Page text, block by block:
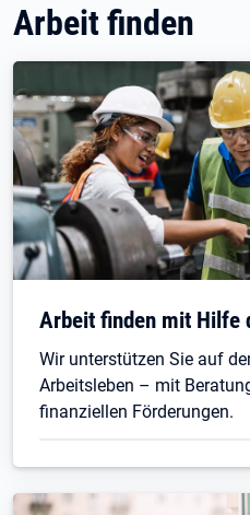
Arbeit finden
Arbeit finden mit Hilfe
Wir unterstützen Sie auf
Arbeitsleben – mit
finanziellen Förderungen.